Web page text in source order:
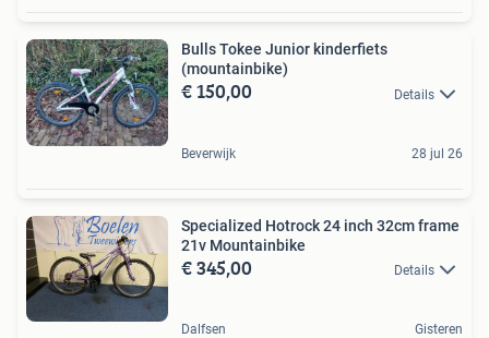
Bulls Tokee Junior kinderfiets
(mountainbike)
€ 150,00 Details
Beverwijk 28 jul 26
Specialized Hotrock 24 inch 32cm frame
21v Mountainbike
€ 345,00 Details
Dalfsen Gisteren